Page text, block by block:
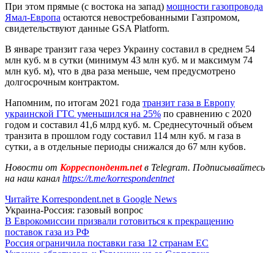
При этом прямые (с востока на запад) мощности газопровода
Ямал-Европа остаются невостребованными Газпромом,
свидетельствуют данные GSA Platform.
В январе транзит газа через Украину составил в среднем 54
млн куб. м в сутки (минимум 43 млн куб. м и максимум 74
млн куб. м), что в два раза меньше, чем предусмотрено
долгосрочным контрактом.
Напомним, по итогам 2021 года транзит газа в Европу
украинской ГТС уменьшился на 25% по сравнению с 2020
годом и составил 41,6 млрд куб. м. Среднесуточный объем
транзита в прошлом году составил 114 млн куб. м газа в
сутки, а в отдельные периоды снижался до 67 млн кубов.
Новости от Корреспондент.netв Telegram. Подписывайтесь
на наш канал https://t.me/korrespondentnet
Читайте Korrespondent.net в Google News
Украина-Россия: газовый вопрос
В Еврокомиссии призвали готовиться к прекращению
поставок газа из РФ
Россия ограничила поставки газа 12 странам ЕС